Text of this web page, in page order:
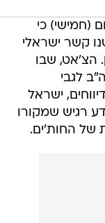
(חמישי) כי
קשר ישראלי
הצ'אט, שבו
לגבי
ישראל
רגיש שמקורו
של החות'ים.